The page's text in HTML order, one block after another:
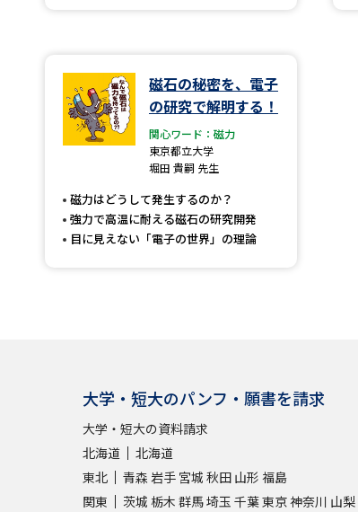
磁石の秘密を、電子
の研究で解明する！
関心ワード：磁力
東京都立大学
堀田 貴嗣 先生
磁力はどうして発生するのか？
強力で高温に耐える磁石の研究開発
目に見えない「電子の世界」の理論
大学・短大のパンフ・願書を請求
大学・短大の資料請求
北海道
北海道
東北
青森 岩手 宮城 秋田 山形 福島
関東
茨城 栃木 群馬埼玉 千葉東京神奈川 山梨